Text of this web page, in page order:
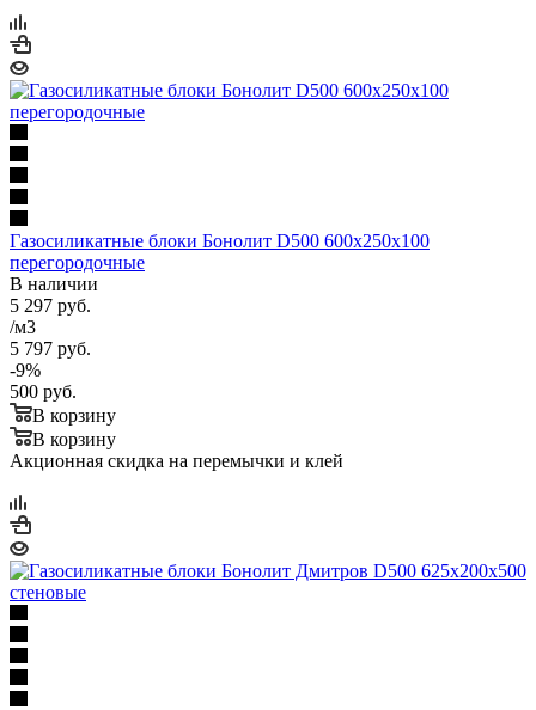
Газосиликатные блоки Бонолит D500 600х250х100
перегородочные
В наличии
5 297 руб.
/м3
5 797 руб.
-9%
500 руб.
В корзину
В корзину
Акционная скидка на перемычки и клей